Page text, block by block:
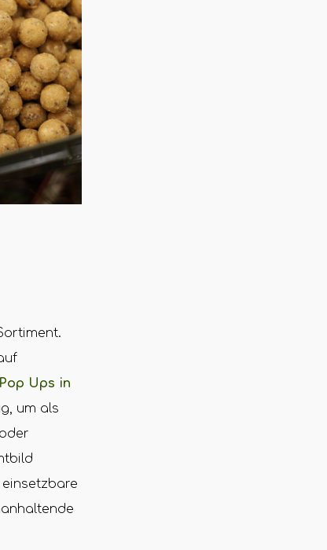
Ups in
um als